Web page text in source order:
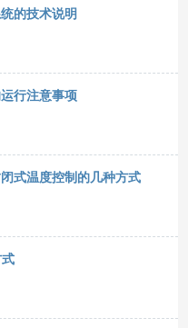
的技术说明
行注意事项
式温度控制的几种方式